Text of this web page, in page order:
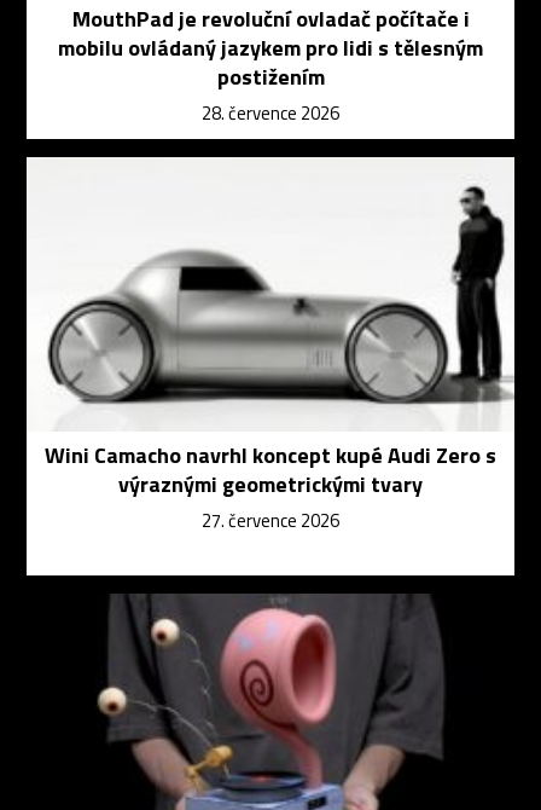
MouthPad je revoluční ovladač počítače i
mobilu ovládaný jazykem pro lidi s tělesným
postižením
28. července 2026
Wini Camacho navrhl koncept kupé Audi Zero s
výraznými geometrickými tvary
27. července 2026